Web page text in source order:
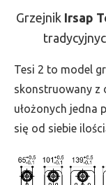
-
Grzejnik Irsap
Tesi 2 to model
skonstruowany z
ułożonych jedna
się od siebie